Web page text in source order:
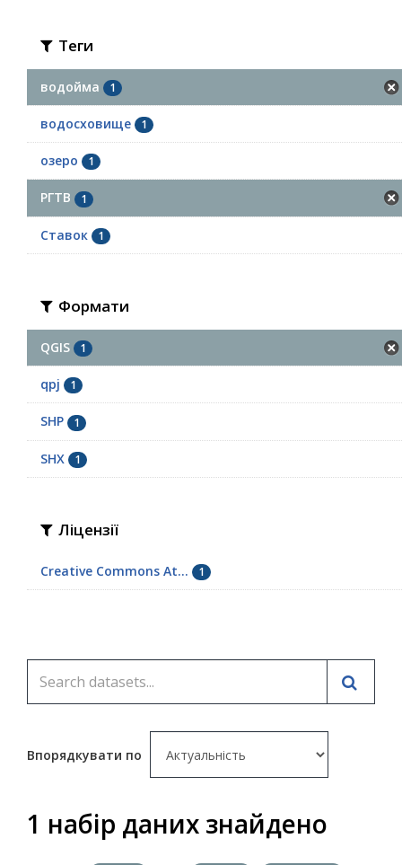
Теги
водойма 1
водосховище 1
озеро 1
РГТВ 1
Ставок 1
Формати
QGIS 1
qpj 1
SHP 1
SHX 1
Ліцензії
Creative Commons At... 1
Впорядкувати по
1 набір даних знайдено